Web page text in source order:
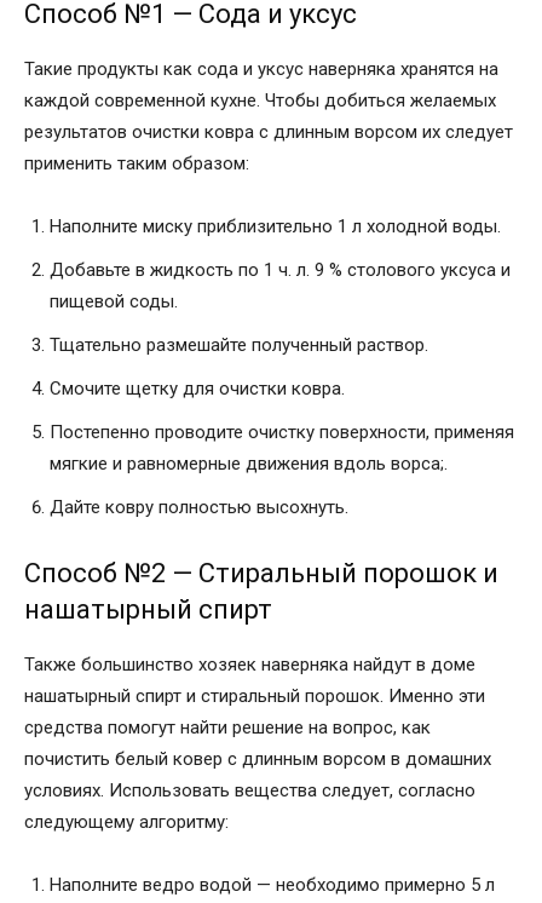
Способ №1 — Сода и уксус
Такие продукты как сода и уксус наверняка хранятся на
каждой современной кухне. Чтобы добиться желаемых
результатов очистки ковра с длинным ворсом их следует
применить таким образом:
Наполните миску приблизительно 1 л холодной воды.
Добавьте в жидкость по 1 ч. л. 9 % столового уксуса и
пищевой соды.
Тщательно размешайте полученный раствор.
Смочите щетку для очистки ковра.
Постепенно проводите очистку поверхности, применяя
мягкие и равномерные движения вдоль ворса;.
Дайте ковру полностью высохнуть.
Способ №2 — Стиральный порошок и
нашатырный спирт
Также большинство хозяек наверняка найдут в доме
нашатырный спирт и стиральный порошок. Именно эти
средства помогут найти решение на вопрос, как
почистить белый ковер с длинным ворсом в домашних
условиях. Использовать вещества следует, согласно
следующему алгоритму:
Наполните ведро водой — необходимо примерно 5 л